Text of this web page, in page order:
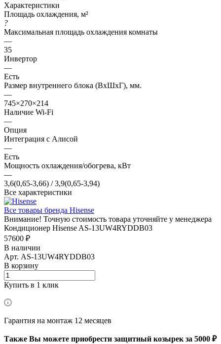
Характеристики
Площадь охлаждения, м²
?
Максимальная площадь охлаждения комнаты
—
35
Инвертор
—
Есть
Размер внутреннего блока (ВхШхГ), мм.
—
745×270×214
Наличие Wi-Fi
—
Опция
Интеграция с Алисой
—
Есть
Мощность охлаждения/обогрева, кВт
—
3,6(0,65-3,66) / 3,9(0,65-3,94)
Все характеристики
Все товары бренда Hisense
Внимание! Точную стоимость товара уточняйте у менеджера
Кондиционер Hisense AS-13UW4RYDDB03
57600 ₽
В наличии
Арт. AS-13UW4RYDDB03
В корзину
Купить в 1 клик
Гарантия на монтаж 12 месяцев
Также Вы можете приобрести защитный козырек за 5000 ₽